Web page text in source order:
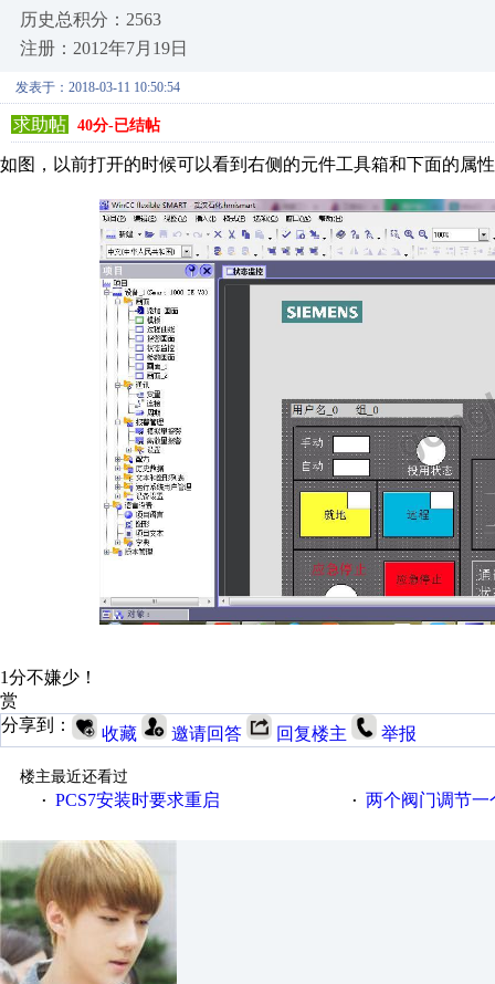
历史总积分：2563
注册：2012年7月19日
发表于：2018-03-11 10:50:54
求助帖 40分-已结帖
如图，以前打开的时候可以看到右侧的元件工具箱和下面的属
1分不嫌少！
赏
分享到：
收藏 邀请回答 回复楼主 举报
楼主最近还看过
· PCS7安装时要求重启 · 两个阀门调节